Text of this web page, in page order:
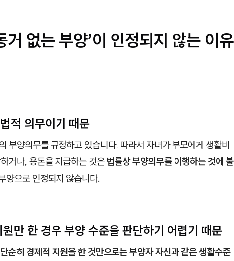
거 없는 부양’이 인정되지 않는 이유
적 의무이기 때문
부양의무를 규정하고 있습니다. 따라서 자녀가 부모에게 생활비
거나, 용돈을 지급하는 것은 법률상 부양의무를 이행하는 것에 불
양으로 인정되지 않습니다.
만 한 경우 부양 수준을 판단하기 어렵기 때문
순히 경제적 지원을 한 것만으로는 부양자 자신과 같은 생활수준